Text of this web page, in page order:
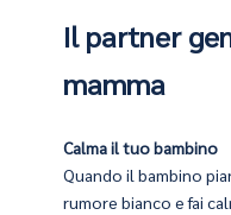
Il partner
mamma
Calma il tuo bambino
Quando il bambino
rumore bianco e fai
tempo ad accompagnare i
macchina, emetterà un